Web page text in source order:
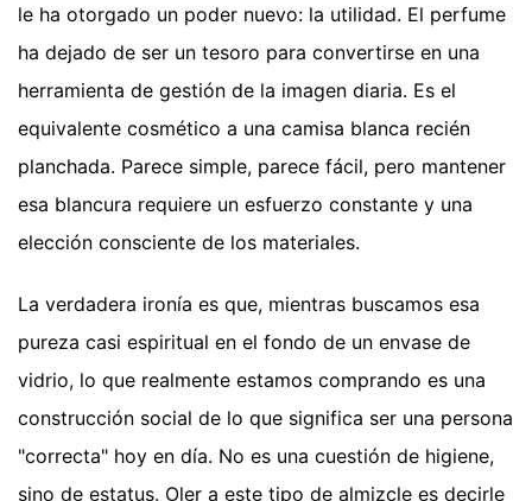
le ha otorgado un poder nuevo: la utilidad. El perfume
ha dejado de ser un tesoro para convertirse en una
herramienta de gestión de la imagen diaria. Es el
equivalente cosmético a una camisa blanca recién
planchada. Parece simple, parece fácil, pero mantener
esa blancura requiere un esfuerzo constante y una
elección consciente de los materiales.
La verdadera ironía es que, mientras buscamos esa
pureza casi espiritual en el fondo de un envase de
vidrio, lo que realmente estamos comprando es una
construcción social de lo que significa ser una persona
"correcta" hoy en día. No es una cuestión de higiene,
sino de estatus. Oler a este tipo de almizcle es decirle